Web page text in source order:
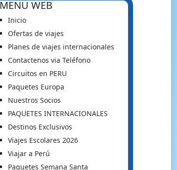
MENU WEB
Inicio
Ofertas de viajes
Planes de viajes internacionales
Contactenos via Teléfono
Circuitos en PERU
Paquetes Europa
Nuestros Socios
PAQUETES INTERNACIONALES
Destinos Exclusivos
Viajes Escolares 2026
Viajar a Perú
Paquetes Semana Santa